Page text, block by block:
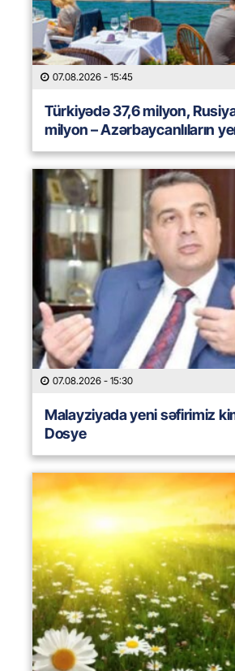
07.08.2026 - 15:45
Türkiyədə 37,6 milyon,
milyon – Azərbaycanlıların
07.08.2026 - 15:30
Malayziyada yeni səfirimiz
Dosye